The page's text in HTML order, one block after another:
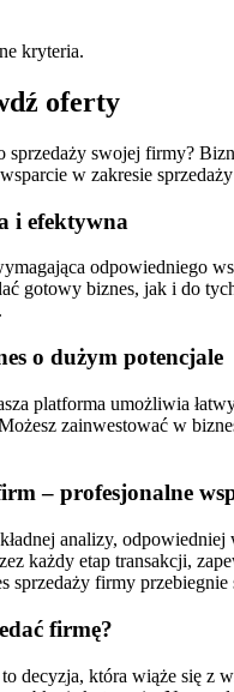
kryteria.
oferty
sprzedaży swojej firmy?
w zakresie
i efektywna
odpowiedniego
gotowy biznes, jak i do
o dużym potencjale
platforma umożliwia
zainwestować w
– profesjonalne
analizy,
każdy etap transakcji,
sprzedaży firmy
firmę?
to decyzja, która wiąże się